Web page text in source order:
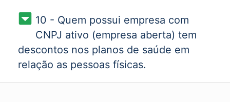
10 - Quem possui empresa com
CNPJ ativo (empresa aberta) tem
descontos nos planos de saúde em
relação as pessoas físicas.